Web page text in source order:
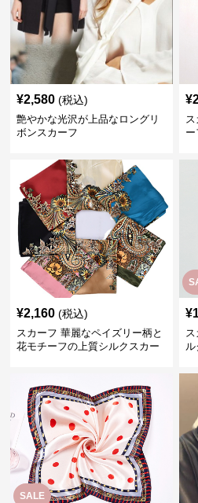
¥2,580 (税込)
艶やかな光沢が上品なロングリ
ボンスカーフ
¥
¥2,160 (税込)
スカーフ 華麗なペイズリー柄と
花モチーフの上質シルクスカー
¥
SALE